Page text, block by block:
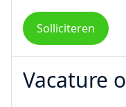
Solliciteren
Vacature